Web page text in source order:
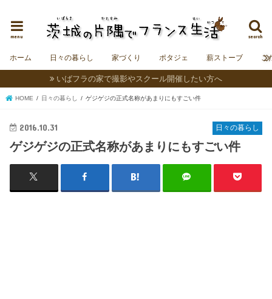
search
menu
ホーム 日々の暮らし 家づくり ポタジェ 薪ストーブ こ
いばフラの家で撮影やスクール開催したい方へ
HOME 日々の暮らし ゲジゲジの正式名称があまりにもすごい件
日々の暮らし
2016.10.31
ゲジゲジの正式名称があまりにもすごい件